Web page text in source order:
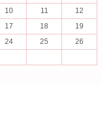
10 11
12
17 18
19
24 25
26